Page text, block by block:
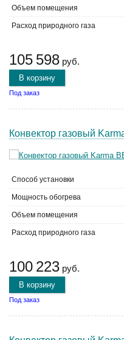
Объем помещения
Расход природного газа
105 598 руб.
В корзину
Под заказ
Конвектор газовый
Способ установки
Мощность обогрева
Объем помещения
Расход природного газа
100 223 руб.
В корзину
Под заказ